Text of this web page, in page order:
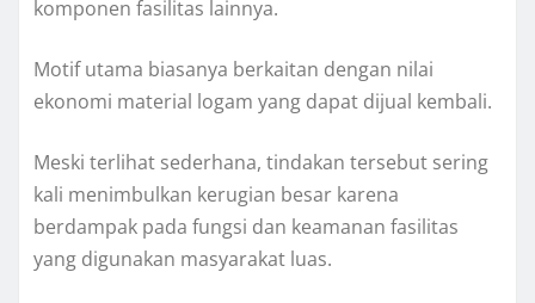
komponen fasilitas lainnya.
Motif utama biasanya berkaitan dengan nilai
ekonomi material logam yang dapat dijual kembali.
Meski terlihat sederhana, tindakan tersebut sering
kali menimbulkan kerugian besar karena
berdampak pada fungsi dan keamanan fasilitas
yang digunakan masyarakat luas.